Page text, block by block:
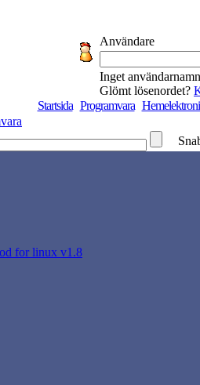
Användare
Inget
Glömt lösenordet?
Startsida Programvara
for linux v1.8